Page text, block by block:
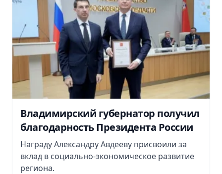
Владимирский губернатор получил
благодарность Президента России
Награду Александру Авдееву присвоили за
вклад в социально-экономическое развитие
региона.